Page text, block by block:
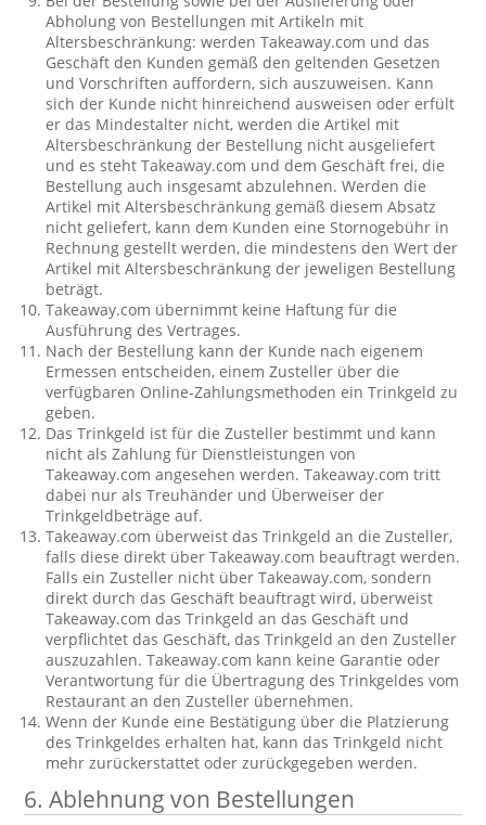
Abholung von Bestellungen mit Artikeln mit
Altersbeschränkung: werden Takeaway.com und das
Geschäft den Kunden gemäß den geltenden Gesetzen
und Vorschriften auffordern, sich auszuweisen. Kann
sich der Kunde nicht hinreichend ausweisen oder erfült
er das Mindestalter nicht, werden die Artikel mit
Altersbeschränkung der Bestellung nicht ausgeliefert
und es steht Takeaway.com und dem Geschäft frei, die
Bestellung auch insgesamt abzulehnen. Werden die
Artikel mit Altersbeschränkung gemäß diesem Absatz
nicht geliefert, kann dem Kunden eine Stornogebühr in
Rechnung gestellt werden, die mindestens den Wert der
Artikel mit Altersbeschränkung der jeweligen Bestellung
beträgt.
Takeaway.com übernimmt keine Haftung für die
Ausführung des Vertrages.
Nach der Bestellung kann der Kunde nach eigenem
Ermessen entscheiden, einem Zusteller über die
verfügbaren Online-Zahlungsmethoden ein Trinkgeld zu
geben.
Das Trinkgeld ist für die Zusteller bestimmt und kann
nicht als Zahlung für Dienstleistungen von
Takeaway.com angesehen werden. Takeaway.com tritt
dabei nur als Treuhänder und Überweiser der
Trinkgeldbeträge auf.
Takeaway.com überweist das Trinkgeld an die Zusteller,
falls diese direkt über Takeaway.com beauftragt werden.
Falls ein Zusteller nicht über Takeaway.com, sondern
direkt durch das Geschäft beauftragt wird, überweist
Takeaway.com das Trinkgeld an das Geschäft und
verpflichtet das Geschäft, das Trinkgeld an den Zusteller
auszuzahlen. Takeaway.com kann keine Garantie oder
Verantwortung für die Übertragung des Trinkgeldes vom
Restaurant an den Zusteller übernehmen.
Wenn der Kunde eine Bestätigung über die Platzierung
des Trinkgeldes erhalten hat, kann das Trinkgeld nicht
mehr zurückerstattet oder zurückgegeben werden.
6. Ablehnung von Bestellungen